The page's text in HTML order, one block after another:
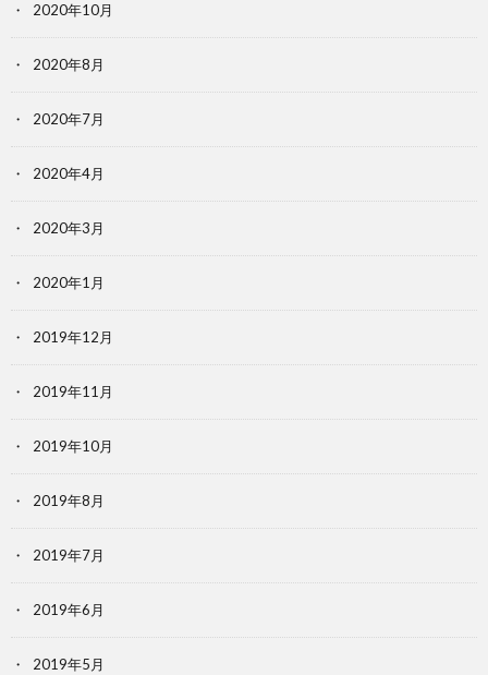
2020年10月
2020年8月
2020年7月
2020年4月
2020年3月
2020年1月
2019年12月
2019年11月
2019年10月
2019年8月
2019年7月
2019年6月
2019年5月